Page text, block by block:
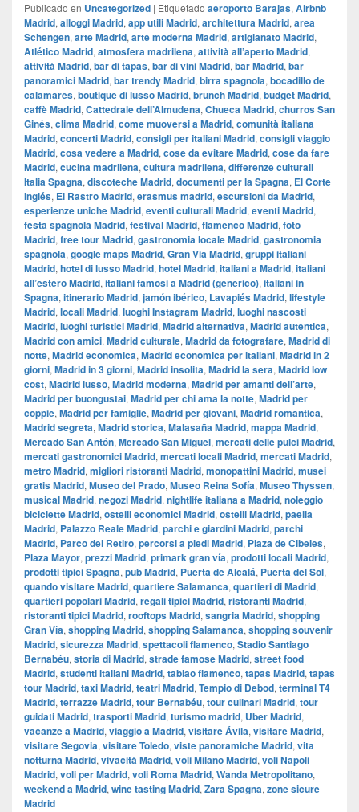
Publicado en Uncategorized | Etiquetado aeroporto Barajas, Airbnb
Madrid, alloggi Madrid, app utili Madrid, architettura Madrid, area
Schengen, arte Madrid, arte moderna Madrid, artigianato Madrid,
Atlético Madrid, atmosfera madrilena, attività all’aperto Madrid,
attività Madrid, bar di tapas, bar di vini Madrid, bar Madrid, bar
panoramici Madrid, bar trendy Madrid, birra spagnola, bocadillo de
calamares, boutique di lusso Madrid, brunch Madrid, budget Madrid,
caffè Madrid, Cattedrale dell’Almudena, Chueca Madrid, churros San
Ginés, clima Madrid, come muoversi a Madrid, comunità italiana
Madrid, concerti Madrid, consigli per italiani Madrid, consigli viaggio
Madrid, cosa vedere a Madrid, cose da evitare Madrid, cose da fare
Madrid, cucina madrilena, cultura madrilena, differenze culturali
Italia Spagna, discoteche Madrid, documenti per la Spagna, El Corte
Inglés, El Rastro Madrid, erasmus madrid, escursioni da Madrid,
esperienze uniche Madrid, eventi culturali Madrid, eventi Madrid,
festa spagnola Madrid, festival Madrid, flamenco Madrid, foto
Madrid, free tour Madrid, gastronomia locale Madrid, gastronomia
spagnola, google maps Madrid, ​​Gran Via Madrid, gruppi italiani
Madrid, hotel di lusso Madrid, hotel Madrid, italiani a Madrid, italiani
all’estero Madrid, italiani famosi a Madrid (generico), italiani in
Spagna, itinerario Madrid, jamón ibérico, Lavapiés Madrid, lifestyle
Madrid, locali Madrid, luoghi Instagram Madrid, luoghi nascosti
Madrid, luoghi turistici Madrid, Madrid alternativa, Madrid autentica,
Madrid con amici, Madrid culturale, Madrid da fotografare, Madrid di
notte, Madrid economica, Madrid economica per italiani, Madrid in 2
giorni, Madrid in 3 giorni, Madrid insolita, Madrid la sera, Madrid low
cost, Madrid lusso, Madrid moderna, Madrid per amanti dell’arte,
Madrid per buongustai, Madrid per chi ama la notte, Madrid per
coppie, Madrid per famiglie, Madrid per giovani, Madrid romantica,
Madrid segreta, Madrid storica, Malasaña Madrid, mappa Madrid,
Mercado San Antón, Mercado San Miguel, mercati delle pulci Madrid,
mercati gastronomici Madrid, mercati locali Madrid, mercati Madrid,
metro Madrid, migliori ristoranti Madrid, monopattini Madrid, musei
gratis Madrid, Museo del Prado, Museo Reina Sofía, Museo Thyssen,
musical Madrid, negozi Madrid, nightlife italiana a Madrid, noleggio
biciclette Madrid, ostelli economici Madrid, ostelli Madrid, paella
Madrid, Palazzo Reale Madrid, parchi e giardini Madrid, parchi
Madrid, Parco del Retiro, percorsi a piedi Madrid, Plaza de Cibeles,
Plaza Mayor, prezzi Madrid, primark gran vía, prodotti locali Madrid,
prodotti tipici Spagna, pub Madrid, Puerta de Alcalá, Puerta del Sol,
quando visitare Madrid, quartiere Salamanca, quartieri di Madrid,
quartieri popolari Madrid, regali tipici Madrid, ristoranti Madrid,
ristoranti tipici Madrid, rooftops Madrid, sangria Madrid, shopping
Gran Vía, shopping Madrid, shopping Salamanca, shopping souvenir
Madrid, sicurezza Madrid, spettacoli flamenco, Stadio Santiago
Bernabéu, storia di Madrid, strade famose Madrid, street food
Madrid, studenti italiani Madrid, tablao flamenco, tapas Madrid, tapas
tour Madrid, taxi Madrid, teatri Madrid, Tempio di Debod, terminal T4
Madrid, terrazze Madrid, tour Bernabéu, tour culinari Madrid, tour
guidati Madrid, trasporti Madrid, turismo madrid, Uber Madrid,
vacanze a Madrid, viaggio a Madrid, visitare Ávila, visitare Madrid,
visitare Segovia, visitare Toledo, viste panoramiche Madrid, vita
notturna Madrid, vivacità Madrid, voli Milano Madrid, voli Napoli
Madrid, voli per Madrid, voli Roma Madrid, Wanda Metropolitano,
weekend a Madrid, wine tasting Madrid, Zara Spagna, zone sicure
Madrid